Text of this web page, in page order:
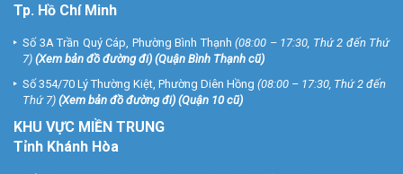
Tp. Hồ Chí Minh
Số 3A Trần Quý Cáp, Phường Bình Thạnh (08:00 – 17:30, Thứ 2 đến Thứ
7) (Xem bản đồ đường đi) (Quận Bình Thạnh cũ)
Số 354/70 Lý Thường Kiệt, Phường Diên Hồng (08:00 – 17:30, Thứ 2 đến
Thứ 7) (Xem bản đồ đường đi) (Quận 10 cũ)
KHU VỰC MIỀN TRUNG
Tỉnh Khánh Hòa